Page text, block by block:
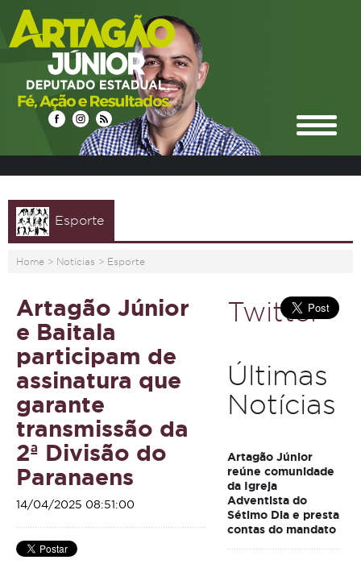
Esporte
Home > Notícias > Esporte
Artagão Júnior
e Baitala
participam de
assinatura que
garante
transmissão da
2ª Divisão do
Paranaens
14/04/2025 08:51:00
Twitter
Últimas
Notícias
Artagão Júnior
reúne comunidade
da Igreja
Adventista do
Sétimo Dia e presta
contas do mandato